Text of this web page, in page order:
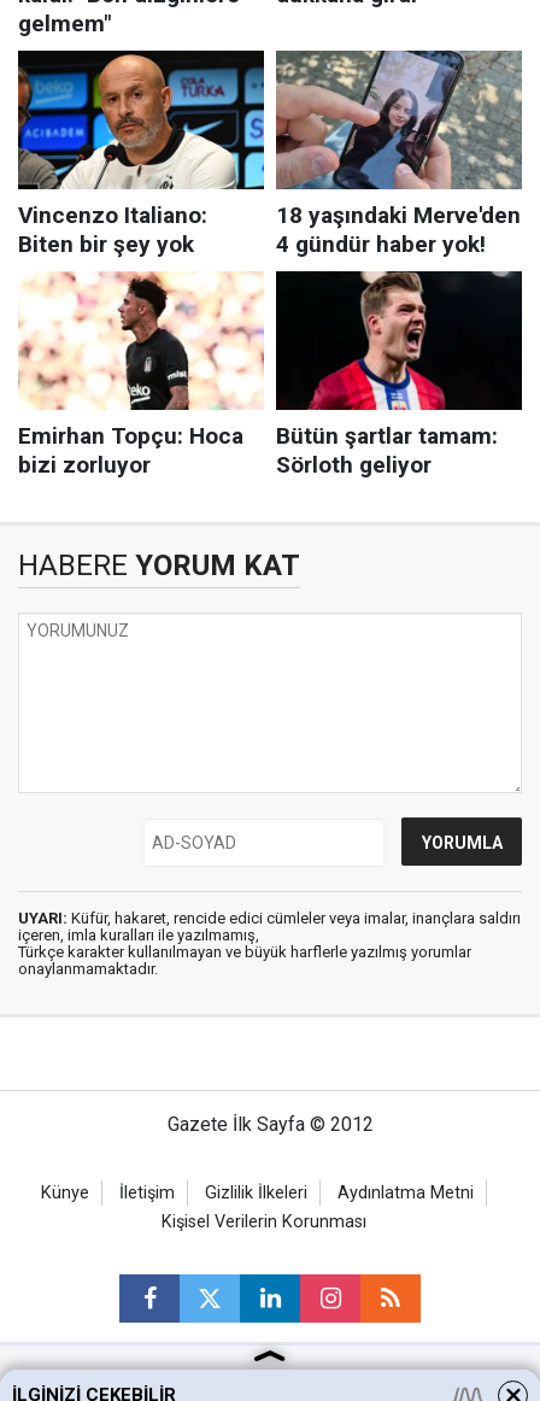
HABERE YORUM KAT
UYARI: Küfür, hakaret, rencide edici cümleler veya imalar, inançlara saldırı
içeren, imla kuralları ile yazılmamış,
Türkçe karakter kullanılmayan ve büyük harflerle yazılmış yorumlar
onaylanmamaktadır.
Gazete İlk Sayfa © 2012
Künye İletişim Gizlilik İlkeleri
Aydınlatma Metni
Kişisel Verilerin Korunması
İLGINIZI ÇEKEBILIR